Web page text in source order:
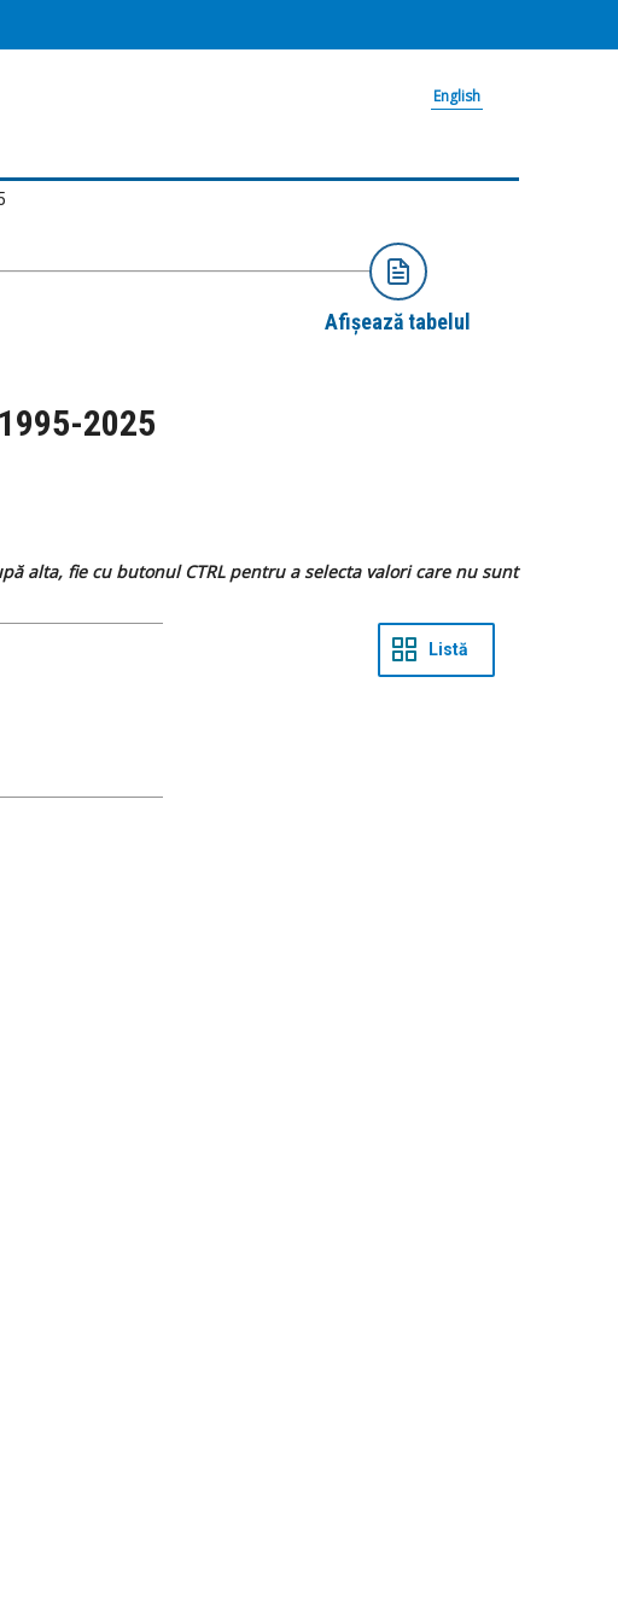
English
Afișează tabelul
2025
alta, fie cu butonul CTRL pentru a selecta valori care nu sunt